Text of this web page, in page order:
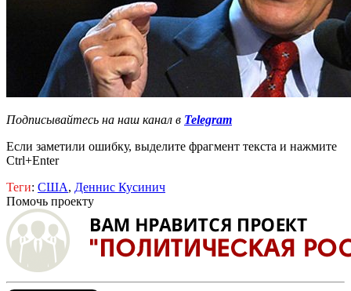
Подписывайтесь на наш канал в Telegram
Если заметили ошибку, выделите фрагмент текста и нажмите
Ctrl+Enter
Теги: США, Деннис Кусинич
Помочь проекту